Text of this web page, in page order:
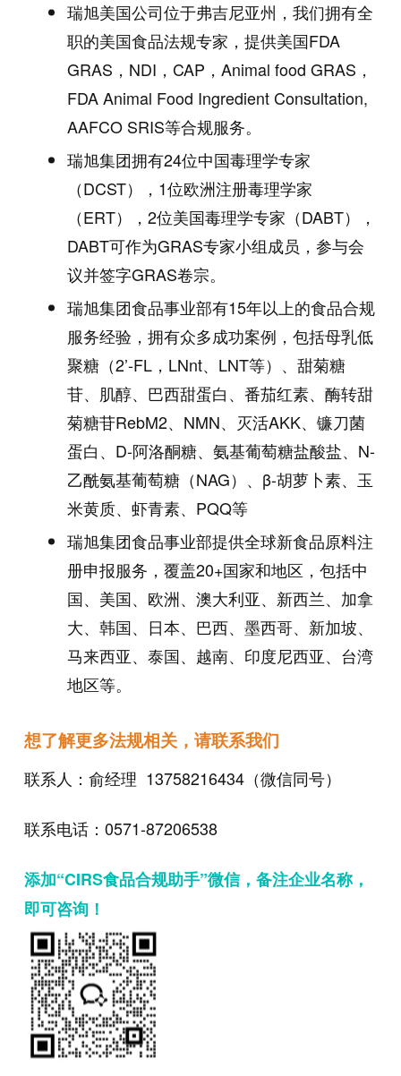
瑞旭美国公司位于弗吉尼亚州，我们拥有全
职的美国食品法规专家，提供美国FDA
GRAS ， NDI ， CAP ， Animal food GRAS ，
FDA Animal Food Ingredient Consultation,
AAFCO SRIS等合规服务。
瑞旭集团拥有24位中国毒理学专家
（DCST）， 1位欧洲注册毒理学家
（ERT）， 2位美国毒理学专家（DABT），
DABT可作为GRAS专家小组成员，参与会
议并签字GRAS卷宗。
瑞旭集团食品事业部有15年以上的食品合规
服务经验，拥有众多成功案例，包括母乳低
聚糖（2’-FL， LNnt、 LNT等）、甜菊糖
苷、肌醇、巴西甜蛋白、番茄红素、酶转甜
菊糖苷RebM2、 NMN、灭活AKK、镰刀菌
蛋白、 D-阿洛酮糖、氨基葡萄糖盐酸盐、 N-
乙酰氨基葡萄糖（NAG）、β-胡萝卜素、玉
米黄质、虾青素、 PQQ等
瑞旭集团食品事业部提供全球新食品原料注
册申报服务，覆盖20+国家和地区，包括中
国、美国、欧洲、澳大利亚、新西兰、加拿
大、韩国、日本、巴西、墨西哥、新加坡、
马来西亚、泰国、越南、印度尼西亚、台湾
地区等。
想了解更多法规相关，请联系我们
联系人：俞经理 13758216434（微信同号）
联系电话：0571-87206538
添加“CIRS食品合规助手”微信，备注企业名称，
即可咨询！